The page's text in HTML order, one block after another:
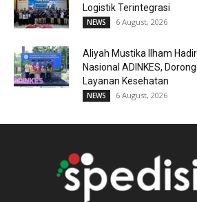
Logistik Terintegrasi
NEWS 6 August, 2026
Aliyah Mustika Ilham
Nasional ADINKES,
Layanan Kesehatan
NEWS 6 August, 2026